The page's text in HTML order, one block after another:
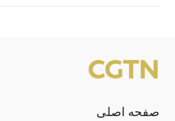
صفحه اصلی